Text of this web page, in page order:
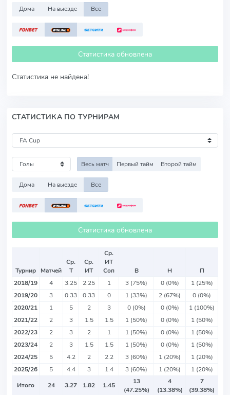
Дома На выезде Все
Статистика обновлена
Статистика не найдена!
СТАТИСТИКА ПО ТУРНИРАМ
Весь матч Первый тайм Второй тайм
Дома На выезде Все
Статистика обновлена
Турнир Матчей
Ср.
Т
Ср.
ИТ
Ср.
ИТ
Соп
В Н
П
2018/19
4 3.25 2.25 1 3 (75%) 0 (0%)
1 (25%)
2019/20
3 0.33 0.33 0 1 (33%) 2 (67%)
0 (0%)
2020/21
1 5 2 3 0 (0%) 0 (0%)
1 (100%)
2021/22
2 3 1.5 1.5 1 (50%) 0 (0%)
1 (50%)
2022/23
2 3 2 1 1 (50%) 0 (0%)
1 (50%)
2023/24
2 3 1.5 1.5 1 (50%) 0 (0%)
1 (50%)
2024/25
5 4.2 2 2.2 3 (60%) 1 (20%)
1 (20%)
2025/26
5 4.4 3 1.4 3 (60%) 1 (20%)
1 (20%)
Итого
24 3.27 1.82 1.45
13
(47.25%)
4
(13.38%)
7
(39.38%)